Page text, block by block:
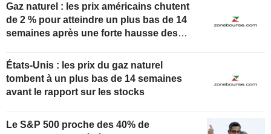
Gaz naturel : les prix américains chutent
de 2 % pour atteindre un plus bas de 14
semaines après une forte hausse des
États-Unis : les prix du gaz naturel
tombent à un plus bas de 14 semaines
avant le rapport sur les stocks
Le S&P 500 proche des 40% de